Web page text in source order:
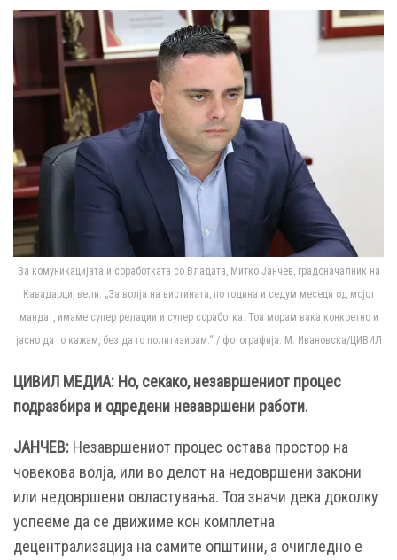
За комуникацијата и соработката со Владата, Митко Јанчев, градоначалник на
Кавадарци, вели: „За волја на вистината, по година и седум месеци од мојот
мандат, имаме супер релации и супер соработка. Тоа морам вака конкретно и
јасно да го кажам, без да го политизирам.“ / фотографија: М. Ивановска/ЦИВИЛ
ЦИВИЛ МЕДИА: Но, секако, незавршениот процес
подразбира и одредени незавршени работи.
ЈАНЧЕВ: Незавршениот процес остава простор на
човекова волја, или во делот на недовршени закони
или недовршени овластувања. Тоа значи дека доколку
успееме да се движиме кон комплетна
децентрализација на самите општини, а очигледно е